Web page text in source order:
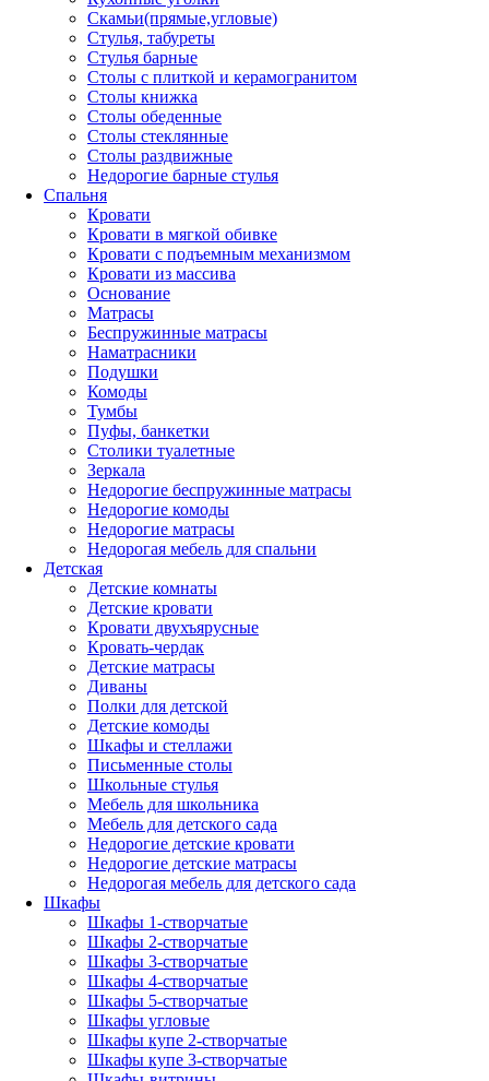
Скамьи(прямые,угловые)
Стулья, табуреты
Стулья барные
Столы с плиткой и керамогранитом
Столы книжка
Столы обеденные
Столы стеклянные
Столы раздвижные
Недорогие барные стулья
Спальня
Кровати
Кровати в мягкой обивке
Кровати с подъемным механизмом
Кровати из массива
Основание
Матрасы
Беспружинные матрасы
Наматрасники
Подушки
Комоды
Тумбы
Пуфы, банкетки
Столики туалетные
Зеркала
Недорогие беспружинные матрасы
Недорогие комоды
Недорогие матрасы
Недорогая мебель для спальни
Детская
Детские комнаты
Детские кровати
Кровати двухъярусные
Кровать-чердак
Детские матрасы
Диваны
Полки для детской
Детские комоды
Шкафы и стеллажи
Письменные столы
Школьные стулья
Мебель для школьника
Мебель для детского сада
Недорогие детские кровати
Недорогие детские матрасы
Недорогая мебель для детского сада
Шкафы
Шкафы 1-створчатые
Шкафы 2-створчатые
Шкафы 3-створчатые
Шкафы 4-створчатые
Шкафы 5-створчатые
Шкафы угловые
Шкафы купе 2-створчатые
Шкафы купе 3-створчатые